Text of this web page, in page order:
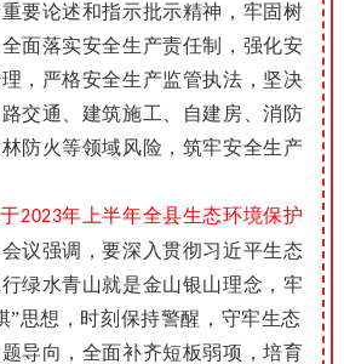
要论述和指示批示精神，牢固树
面落实安全生产责任制，强化安
，严格安全生产监管执法，坚决
交通、建筑施工、自建房、消防
防火等领域风险，筑牢安全生产
2023年上半年全县生态环境保护
会议强调，要深入贯彻习近平生态
绿水青山就是金山银山理念，牢
”思想，时刻保持警醒，守牢生态
导向，全面补齐短板弱项，培育